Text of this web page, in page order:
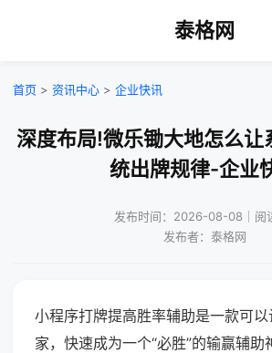
泰格网
首页 > 资讯中心 > 企业快讯
深度布局!微乐锄大地怎么让
统出牌规律-企业
发布时间：2026-08-08｜阅
发布者：泰格网
小程序打牌提高胜率辅助是一款可
家，快速成为一个“必胜”的输赢辅助